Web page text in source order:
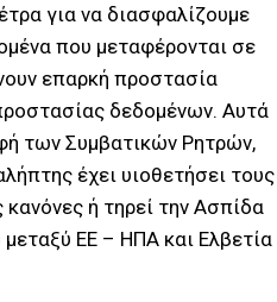
για να διασφαλίζουμε
που μεταφέρονται σε
επαρκή προστασία
δεδομένων. Αυτά
των Συμβατικών Ρητρών,
έχει υιοθετήσει τους
ή τηρεί την Ασπίδα
ΕΕ – ΗΠΑ και Ελβετία